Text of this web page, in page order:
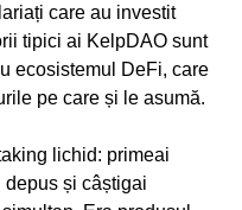
care au investit
tipici ai KelpDAO sunt
ecosistemul DeFi, care
pe care și le asumă.
lichid: primeai
și câștigai